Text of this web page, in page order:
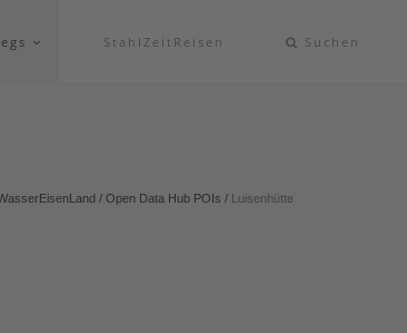
StahlZeitReisen Suchen
/ Open Data Hub POIs / Luisenhütte